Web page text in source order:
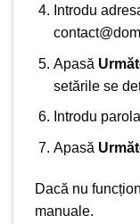
Introdu
Apasă
setările se
Introdu
Apasă
Dacă nu
manuale.